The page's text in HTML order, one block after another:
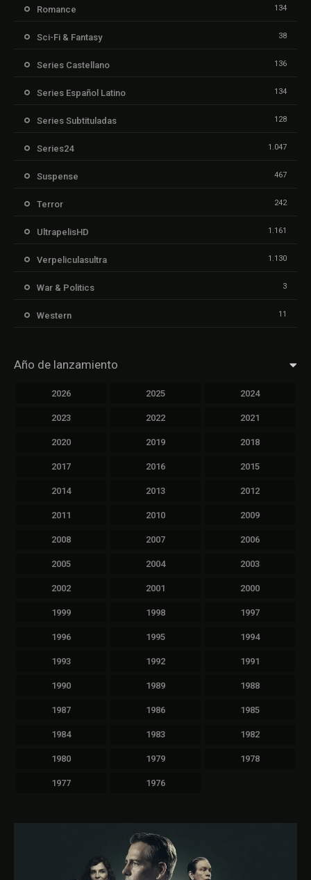
Romance 134
Sci-Fi & Fantasy 38
Series Castellano 136
Series Español Latino 134
Series Subtituladas 128
Series24 1.047
Suspense 467
Terror 242
UltrapelisHD 1.161
Verpeliculasultra 1.130
War & Politics 3
Western 11
Año de lanzamiento
2026 2025 2024
2023 2022 2021
2020 2019 2018
2017 2016 2015
2014 2013 2012
2011 2010 2009
2008 2007 2006
2005 2004 2003
2002 2001 2000
1999 1998 1997
1996 1995 1994
1993 1992 1991
1990 1989 1988
1987 1986 1985
1984 1983 1982
1980 1979 1978
1977 1976